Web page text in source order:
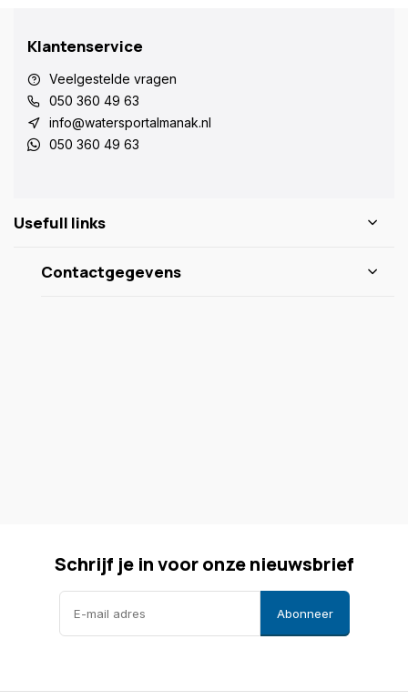
Klantenservice
Veelgestelde vragen
050 360 49 63
info@watersportalmanak.nl
050 360 49 63
Usefull links
Contactgegevens
Schrijf je in voor onze nieuwsbrief
Abonneer